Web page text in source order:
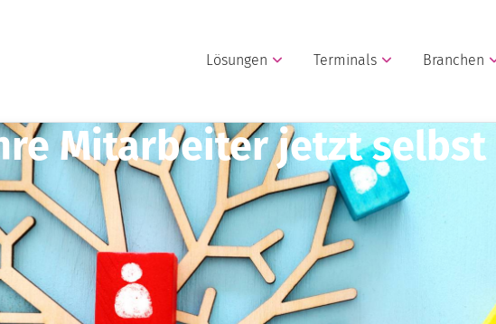
Lösungen Terminals Branchen
Mitarbeiter jetzt selbst